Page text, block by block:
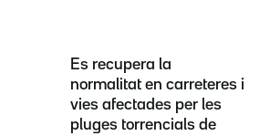
Es recupera la
normalitat en carreteres i
vies afectades per les
pluges torrencials de